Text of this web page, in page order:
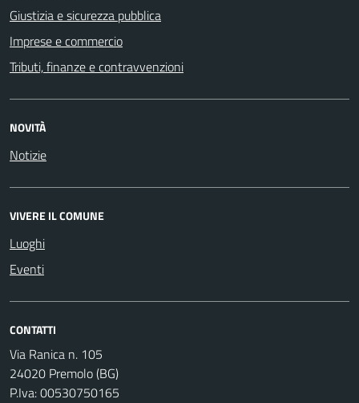
Giustizia e sicurezza pubblica
Imprese e commercio
Tributi, finanze e contravvenzioni
NOVITÀ
Notizie
VIVERE IL COMUNE
Luoghi
Eventi
CONTATTI
Via Ranica n. 105
24020 Premolo (BG)
P.Iva: 00530750165